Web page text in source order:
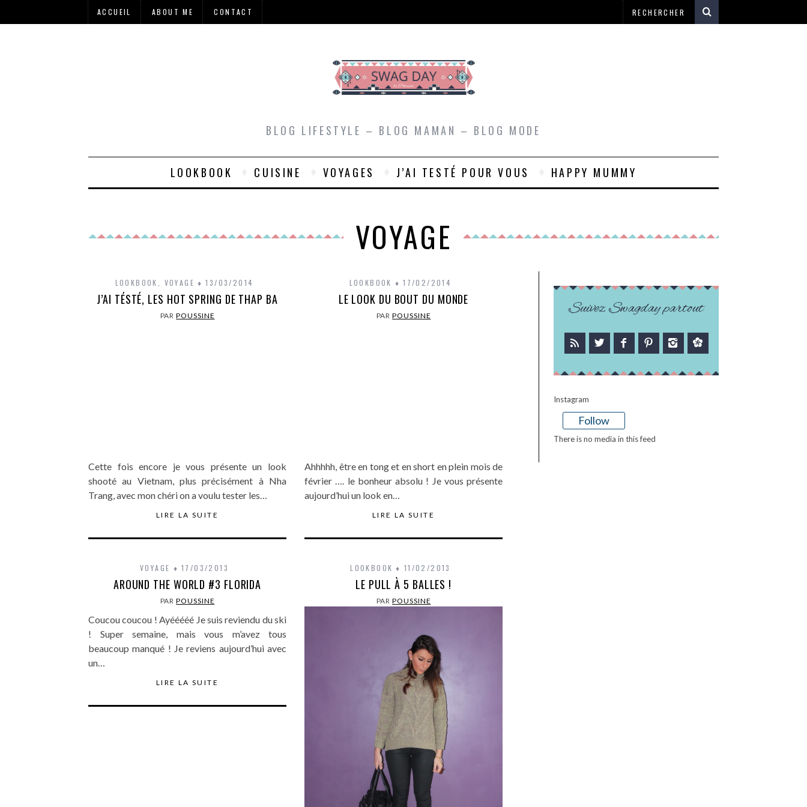
ACCUEIL ABOUT ME CONTACT
BLOG LIFESTYLE – BLOG MAMAN – BLOG MODE
LOOKBOOK CUISINE VOYAGES J’AI TESTÉ POUR VOUS HAPPY MUMMY
VOYAGE
LOOKBOOK VOYAGE 13/03/2014
J’AI TÉSTÉ, LES HOT SPRING DE THAP BA
PARPOUSSINE
Cette fois encore je vous présente un look
shooté au Vietnam, plus précisément à Nha
Trang, avec mon chéri on a voulu tester les…
LIRE LA SUITE
LOOKBOOK 17/02/2014
LE LOOK DU BOUT DU MONDE
PARPOUSSINE
Ahhhhh, être en tong et en short en plein mois de
février …. le bonheur absolu ! Je vous présente
aujourd’hui un look en…
LIRE LA SUITE
VOYAGE 17/03/2013
AROUND THE WORLD #3 FLORIDA
PARPOUSSINE
Coucou coucou ! Ayééééé Je suis reviendu du ski
! Super semaine, mais vous m’avez tous
beaucoup manqué ! Je reviens aujourd’hui avec
un…
LIRE LA SUITE
LOOKBOOK 11/02/2013
LE PULL À 5 BALLES !
PARPOUSSINE
Suivez Swagday partout
Instagram
Follow
There is no media in this feed